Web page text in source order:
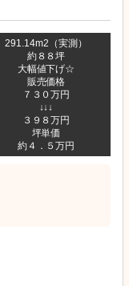
291.14m2（実測）
約８８坪
大幅値下げ☆
販売価格
７３０万円
↓↓↓
３９８万円
坪単価
約４．５万円